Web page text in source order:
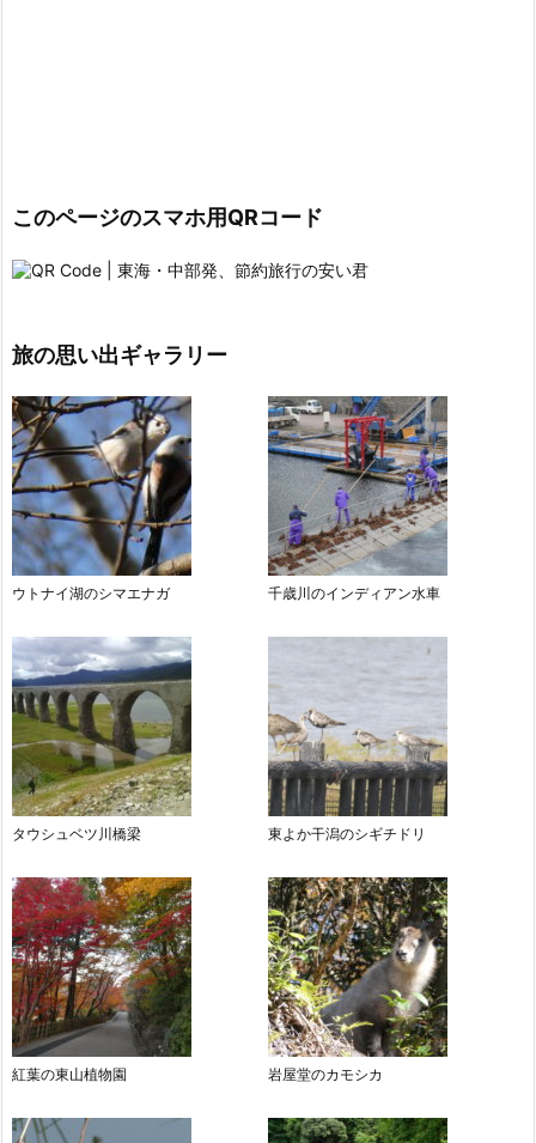
このページのスマホ用QRコード
旅の思い出ギャラリー
ウトナイ湖のシマエナガ 千歳川のインディアン水車
タウシュベツ川橋梁 東よか干潟のシギチドリ
紅葉の東山植物園 岩屋堂のカモシカ